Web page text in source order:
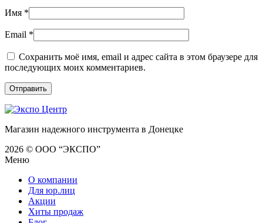
Имя *
Email *
Сохранить моё имя, email и адрес сайта в этом браузере для
последующих моих комментариев.
Магазин надежного инструмента в Донецке
2026 © ООО “ЭКСПО”
Меню
О компании
Для юр.лиц
Акции
Хиты продаж